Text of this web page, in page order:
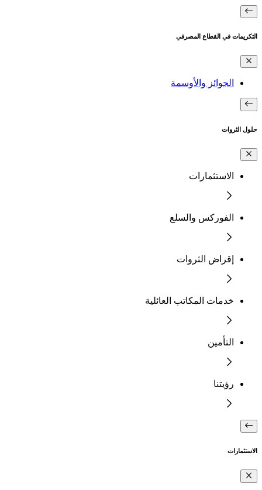
التكريمات في القطاع المصرفي
الجوائز والأوسمة
حلول الثروات
الاستثمارات
الفوركس والسلع
إقراض الثروات
خدمات المكاتب العائلية
التأمين
رؤيتنا
الاستثمارات